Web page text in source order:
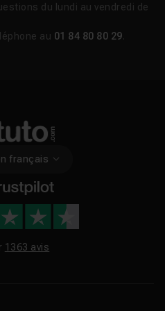
du lundi au vendredi de
au 01 84 80 80 29
français
1363 avis